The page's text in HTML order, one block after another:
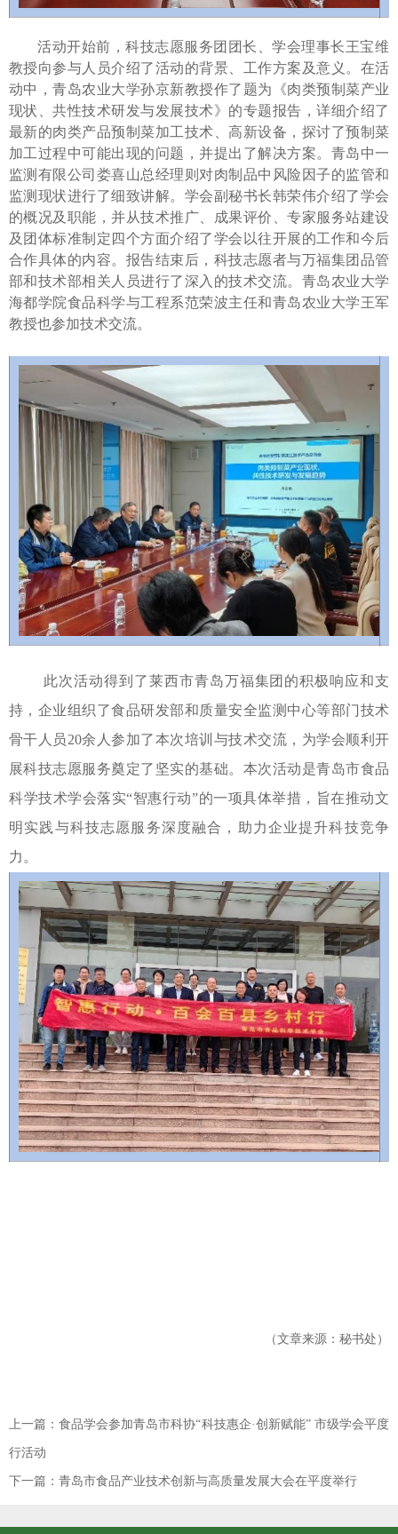
活动开始前，科技志愿服务团团长、学会理事长王宝维
教授向参与人员介绍了活动的背景、工作方案及意义。在活
动中，青岛农业大学孙京新教授作了题为《肉类预制菜产业
现状、共性技术研发与发展技术》的专题报告，详细介绍了
最新的肉类产品预制菜加工技术、高新设备，探讨了预制菜
加工过程中可能出现的问题，并提出了解决方案。青岛中一
监测有限公司娄喜山总经理则对肉制品中风险因子的监管和
监测现状进行了细致讲解。学会副秘书长韩荣伟介绍了学会
的概况及职能，并从技术推广、成果评价、专家服务站建设
及团体标准制定四个方面介绍了学会以往开展的工作和今后
合作具体的内容。报告结束后，科技志愿者与万福集团品管
部和技术部相关人员进行了深入的技术交流。青岛农业大学
海都学院食品科学与工程系范荣波主任和青岛农业大学王军
教授也参加技术交流。
此次活动得到了莱西市青岛万福集团的积极响应和支
持，企业组织了食品研发部和质量安全监测中心等部门技术
骨干人员20余人参加了本次培训与技术交流，为学会顺利开
展科技志愿服务奠定了坚实的基础。本次活动是青岛市食品
科学技术学会落实“智惠行动”的一项具体举措，旨在推动文
明实践与科技志愿服务深度融合，助力企业提升科技竞争
力。
（文章来源：秘书处）
上一篇：食品学会参加青岛市科协“科技惠企·创新赋能” 市级学会平度
行活动
下一篇： 青岛市食品产业技术创新与高质量发展大会在平度举行